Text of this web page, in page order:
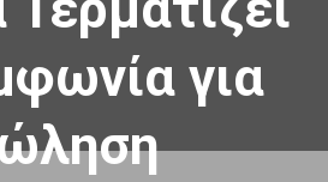
για